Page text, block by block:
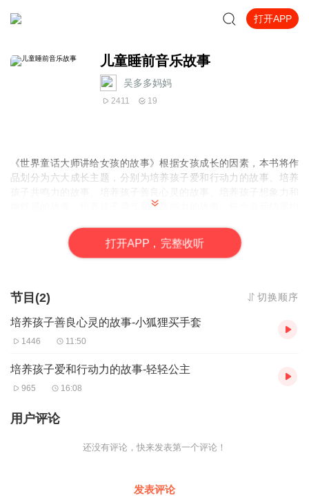
打开APP
儿童睡前音乐故事
吴多多妈妈
2411 19
《世界童话大师讲给女孩的故事》根据女孩成长的因素，本书将作
品划分为六大成长主题，分别为培养孩子爱和行动力的故事、培养
幽默感的故事、培养孩子勇气和挑战能力的故事。每个单元结尾均
题材和表现的不同，结合女孩的心理特质，本书精心造六个方面，
着力培养女孩的爱和行动力、共鸣力、善良心灵、想象力和幽默
打开APP，完整收听
节目(2) 切换顺序
培养孩子善良心灵的故事-小狐狸买手套
1446 11:50
培养孩子爱和行动力的故事-轻轻公主
965 16:08
用户评论
还没有评论，快来发表第一个评论！
发表评论